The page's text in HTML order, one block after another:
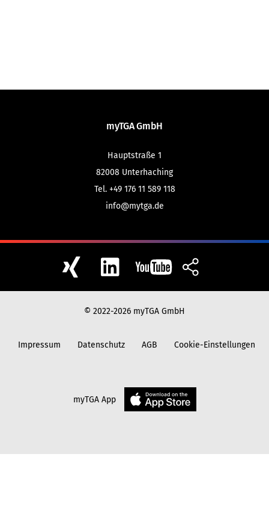
myTGA GmbH
Hauptstraße 1
82008 Unterhaching
Tel. +49 176 11 589 118
info@mytga.de
© 2022-2026 myTGA GmbH
Impressum Datenschutz AGB Cookie-Einstellungen
myTGA App